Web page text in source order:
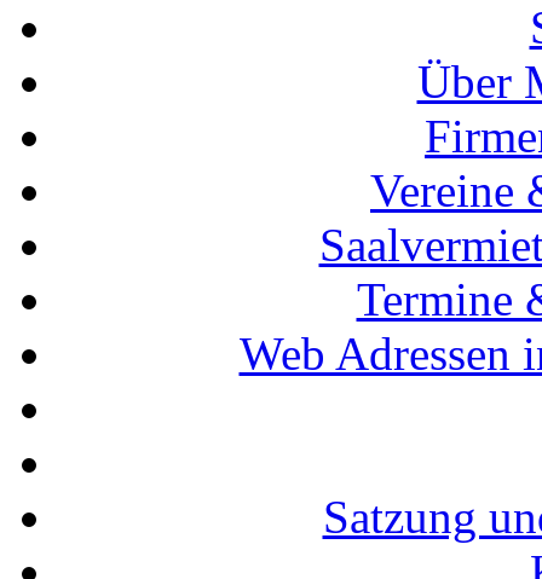
Über
Vereine
Termine
Web Adressen
Satzung